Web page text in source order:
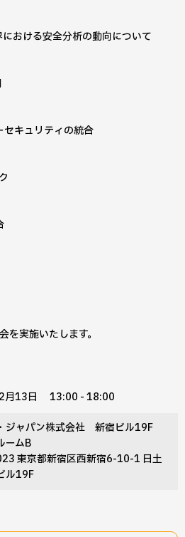
おける安全分析の動向について
キュリティの統合
実施いたします。
月13日 13:00 - 18:00
ジャパン株式会社 新宿ビル19F
ームB
東京都新宿区西新宿6-10-1 日土
ル19F